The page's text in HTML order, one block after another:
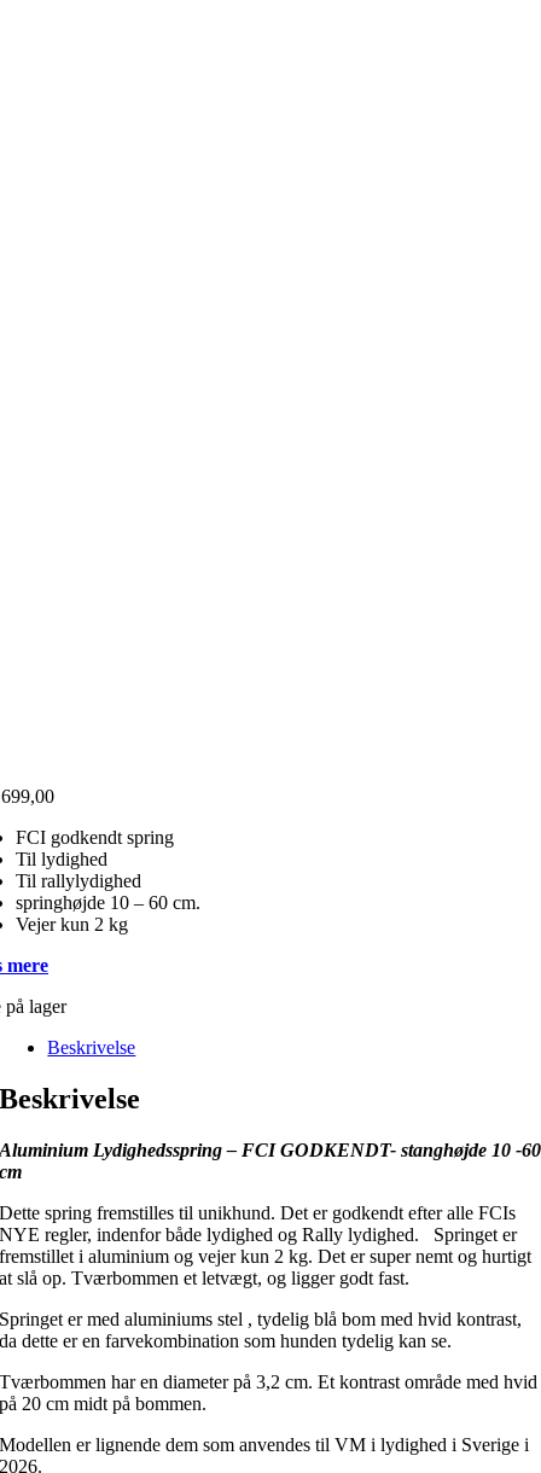
FCI godkendt spring
Til lydighed
Til rallylydighed
springhøjde 10 – 60 cm.
Vejer kun 2 kg
mere
på lager
Beskrivelse
Beskrivelse
Aluminium Lydighedsspring – FCI GODKENDT- stanghøjde 10 -60
cm
Dette spring fremstilles til unikhund. Det er godkendt efter alle FCIs
NYE regler, indenfor både lydighed og Rally lydighed. Springet er
fremstillet i aluminium og vejer kun 2 kg. Det er super nemt og hurtigt
at slå op. Tværbommen et letvægt, og ligger godt fast.
Springet er med aluminiums stel , tydelig blå bom med hvid kontrast,
da dette er en farvekombination som hunden tydelig kan se.
Tværbommen har en diameter på 3,2 cm. Et kontrast område med hvid
på 20 cm midt på bommen.
Modellen er lignende dem som anvendes til VM i lydighed i Sverige i
2026.